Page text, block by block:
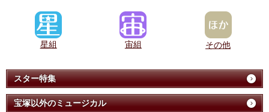
星組 宙組 その他
スター特集
宝塚以外のミュージカル